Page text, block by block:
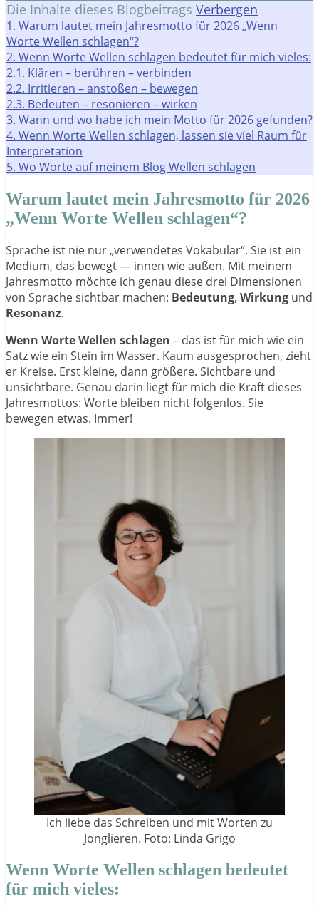
Die Inhalte dieses Blogbeitrags Verbergen
1. Warum lautet mein Jahresmotto für 2026 „Wenn
Worte Wellen schlagen“?
2. Wenn Worte Wellen schlagen bedeutet für mich vieles:
2.1. Klären – berühren – verbinden
2.2. Irritieren – anstoßen – bewegen
2.3. Bedeuten – resonieren – wirken
3. Wann und wo habe ich mein Motto für 2026 gefunden?
4. Wenn Worte Wellen schlagen, lassen sie viel Raum für
Interpretation
5. Wo Worte auf meinem Blog Wellen schlagen
Warum lautet mein Jahresmotto für 2026
„Wenn Worte Wellen schlagen“?
Sprache ist nie nur „verwendetes Vokabular“. Sie ist ein
Medium, das bewegt — innen wie außen. Mit meinem
Jahresmotto möchte ich genau diese drei Dimensionen
von Sprache sichtbar machen: Bedeutung, Wirkung und
Resonanz.
Wenn Worte Wellen schlagen – das ist für mich wie ein
Satz wie ein Stein im Wasser. Kaum ausgesprochen, zieht
er Kreise. Erst kleine, dann größere. Sichtbare und
unsichtbare. Genau darin liegt für mich die Kraft dieses
Jahresmottos: Worte bleiben nicht folgenlos. Sie
bewegen etwas. Immer!
Ich liebe das Schreiben und mit Worten zu
Jonglieren. Foto: Linda Grigo
Wenn Worte Wellen schlagen bedeutet
für mich vieles: